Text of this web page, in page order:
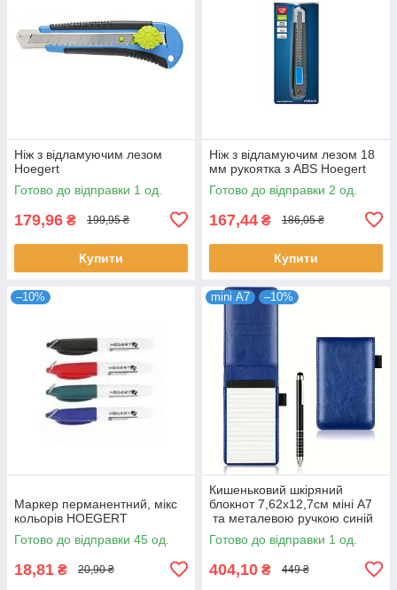
Ніж з відламуючим лезом
Hoegert
Готово до відправки 1 од.
179,96 ₴ 199,95 ₴
Купити
Ніж з відламуючим лезом 18
мм рукоятка з ABS Hoegert
Готово до відправки 2 од.
167,44 ₴ 186,05 ₴
Купити
–10%
Маркер перманентний, мікс
кольорів HOEGERT
Готово до відправки 45 од.
18,81 ₴ 20,90 ₴
mini А7 –10%
Кишеньковий шкіряний
блокнот 7,62x12,7см міні А7
та металевою ручкою синій
Готово до відправки 1 од.
404,10 ₴ 449 ₴